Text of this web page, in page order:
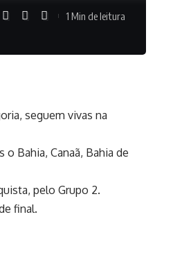
1 Min de leitura
seguem vivas na
o Bahia, Canaã, Bahia de
pelo Grupo 2.
final.